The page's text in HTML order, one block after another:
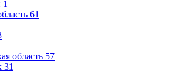
1
61
область 57
31